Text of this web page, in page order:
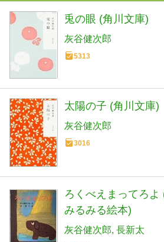
兎の眼 (角川文庫)
灰谷健次郎
5313
太陽の子 (角川文庫)
灰谷健次郎
3016
ろくべえまってろよ
みるみる絵本)
灰谷健次郎 長新太